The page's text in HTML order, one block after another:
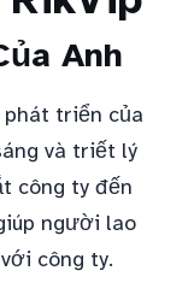
Anh
phát triển của
và triết lý
công ty đến
người lao
công ty.